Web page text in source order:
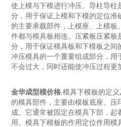
使上模与下模进行冲压。导柱导柱
分，用于保证上模和下模的定位准
的主要承载部件，上模座、上模板
件都与模具板相连。压紧板压紧板
分，用于保证模具板和下模板之间
冲压模具的一个重要组成部分，用
不会过大，同时还能使冲压过程更
金华成型模价格,模具下模板的定
的模具部件，主要由模板底座、压
成。它通常被固定在模具下部，起
用。模具下模板的作用定位作用模